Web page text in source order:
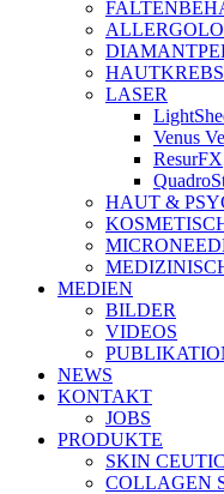
LASER
Venus
ResurFX
HAUT &
MEDIEN
BILDER
VIDEOS
NEWS
KONTAKT
JOBS
PRODUKTE
SKIN
COLLAGEN